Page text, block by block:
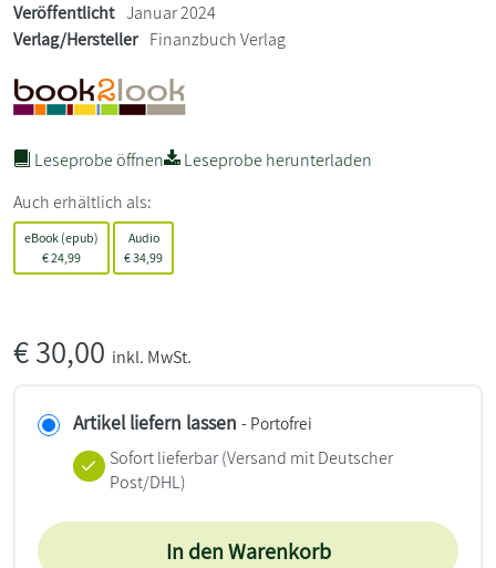
Veröffentlicht Januar 2024
Verlag/Hersteller Finanzbuch Verlag
Leseprobe öffnen
Leseprobe herunterladen
Auch erhältlich als:
eBook (epub)
€24,99
Audio
€34,99
€30,00 inkl. MwSt.
Artikel liefern lassen - Portofrei
Sofort lieferbar(Versand mit Deutscher
Post/DHL)
In den Warenkorb